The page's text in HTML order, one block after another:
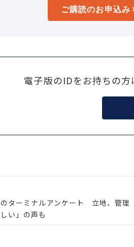
ご購読のお申込み
電子版のIDをお持ちの方
のターミナルアンケート 立地、管理
い」の声も